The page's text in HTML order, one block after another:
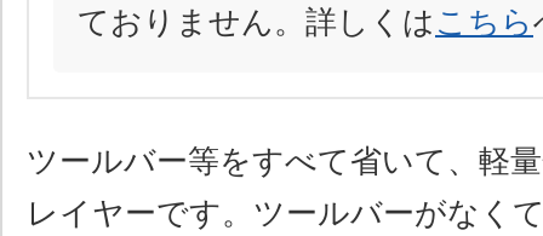
ておりません。詳しくは こちら
ツールバー等をすべて省いて、軽
レイヤーです。ツールバーがなく